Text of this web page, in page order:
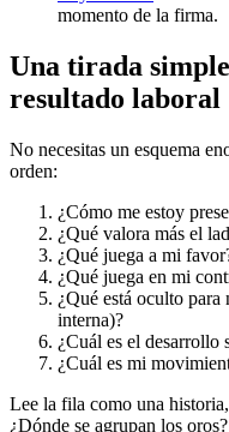
momento de la firma.
Una tirada
resultado laboral
No necesitas un esquema
orden:
¿Cómo me estoy
¿Qué valora más el
¿Qué juega a mi
¿Qué juega en mi
¿Qué está oculto
interna)?
¿Cuál es el desarrollo
¿Cuál es mi
Lee la fila como una
¿Dónde se agrupan los